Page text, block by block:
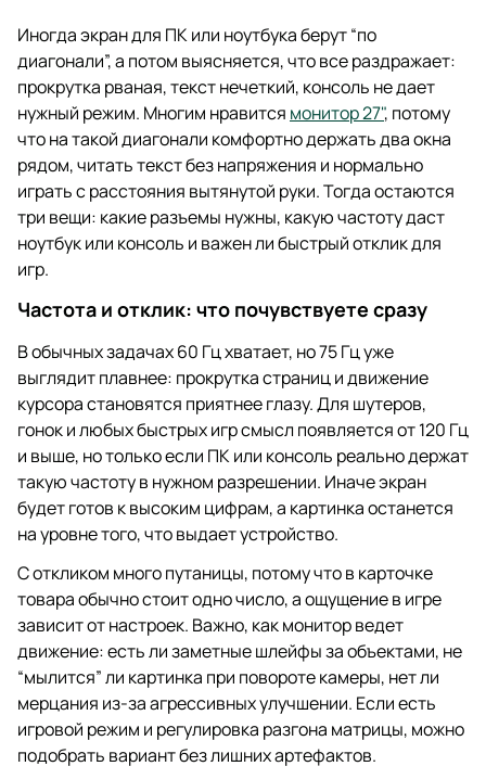
Иногда экран для ПК или ноутбука берут “по
диагонали”, а потом выясняется, что все раздражает:
прокрутка рваная, текст нечеткий, консоль не дает
нужный режим. Многим нравится монитор 27", потому
что на такой диагонали комфортно держать два окна
рядом, читать текст без напряжения и нормально
играть с расстояния вытянутой руки. Тогда остаются
три вещи: какие разъемы нужны, какую частоту даст
ноутбук или консоль и важен ли быстрый отклик для
игр.
Частота и отклик: что почувствуете сразу
В обычных задачах 60 Гц хватает, но 75 Гц уже
выглядит плавнее: прокрутка страниц и движение
курсора становятся приятнее глазу. Для шутеров,
гонок и любых быстрых игр смысл появляется от 120 Гц
и выше, но только если ПК или консоль реально держат
такую частоту в нужном разрешении. Иначе экран
будет готов к высоким цифрам, а картинка останется
на уровне того, что выдает устройство.
С откликом много путаницы, потому что в карточке
товара обычно стоит одно число, а ощущение в игре
зависит от настроек. Важно, как монитор ведет
движение: есть ли заметные шлейфы за объектами, не
“мылится” ли картинка при повороте камеры, нет ли
мерцания из-за агрессивных улучшении. Если есть
игровой режим и регулировка разгона матрицы, можно
подобрать вариант без лишних артефактов.